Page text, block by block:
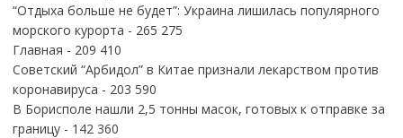
“Отдыха больше не будет”: Украина лишилась популярного
морского курорта - 265 275
Главная - 209 410
Советский “Арбидол” в Китае признали лекарством против
коронавируса - 203 590
В Борисполе нашли 2,5 тонны масок, готовых к отправке за
границу- 142 360